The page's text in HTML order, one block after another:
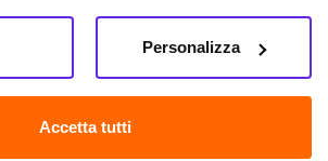
servizi.
Accetta tutti
Personalizza
REA: NA-884088
Marinare 128, 80147 Napoli